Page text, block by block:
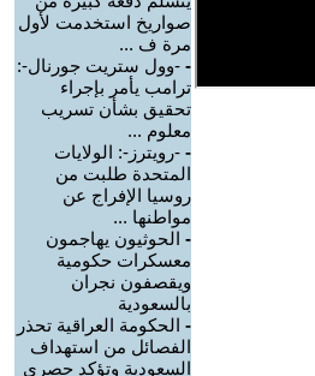
صواريخ استخدمت لأول
مرة ف ...
- -وول ستريت جورنال-:
ترامب يأمر بإجراء
تحقيق بشأن تسريب
معلوم ...
- -رويترز-: الولايات
المتحدة طلبت من
روسيا الإفراج عن
مواطنها ...
- الحوثيون يهاجمون
معسكرات حكومية
ويقصفون نجران
بالسعودية
- الحكومة العراقية تحذر
الفصائل من استهداف
السعودية وتؤكد حصري